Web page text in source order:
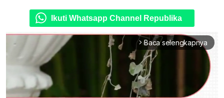
Ikuti Whatsapp Channel Republika
arrow_forward_ios Baca selengkapnya